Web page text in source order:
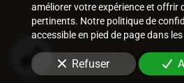
Bâtiment et
améliorer votre expérience et offrir
pertinents. Notre politique de
accessible en pied de page dans
Refuser